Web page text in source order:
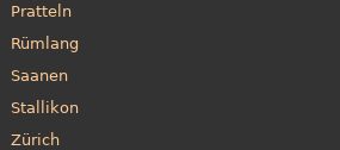
Pratteln
Rümlang
Saanen
Stallikon
Zürich